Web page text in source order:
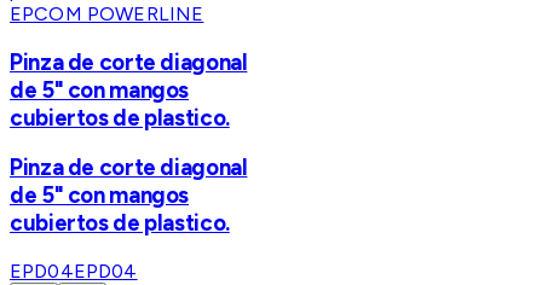
EPCOM POWERLINE
Pinza de corte diagonal
de 5" con mangos
cubiertos de plastico.
Pinza de corte diagonal
de 5" con mangos
cubiertos de plastico.
EPD04EPD04